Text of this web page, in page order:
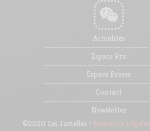
Actualités
Espace Pro
Espace Presse
Contact
Newsletter
©2020 Les Jamelles • Mentions Légales